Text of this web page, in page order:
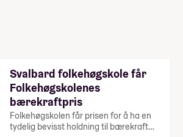
Svalbard folkehøgskole får
Folkehøgskolenes
bærekraftpris
Folkehøgskolen får prisen for å ha en
tydelig bevisst holdning til bærekraft…